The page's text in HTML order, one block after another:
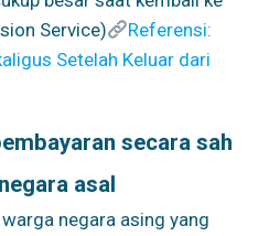
Service)
Referensi:
Setelah Keluar dari
secara sah
asal
negara asing yang